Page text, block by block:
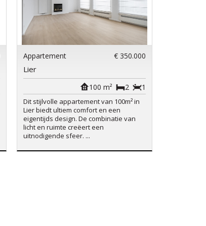
Appartement € 350.000
Lier
1
2
100 m²
Dit stijlvolle appartement van 100m² in
Lier biedt ultiem comfort en een
eigentijds design. De combinatie van
licht en ruimte creëert een
uitnodigende sfeer. ...